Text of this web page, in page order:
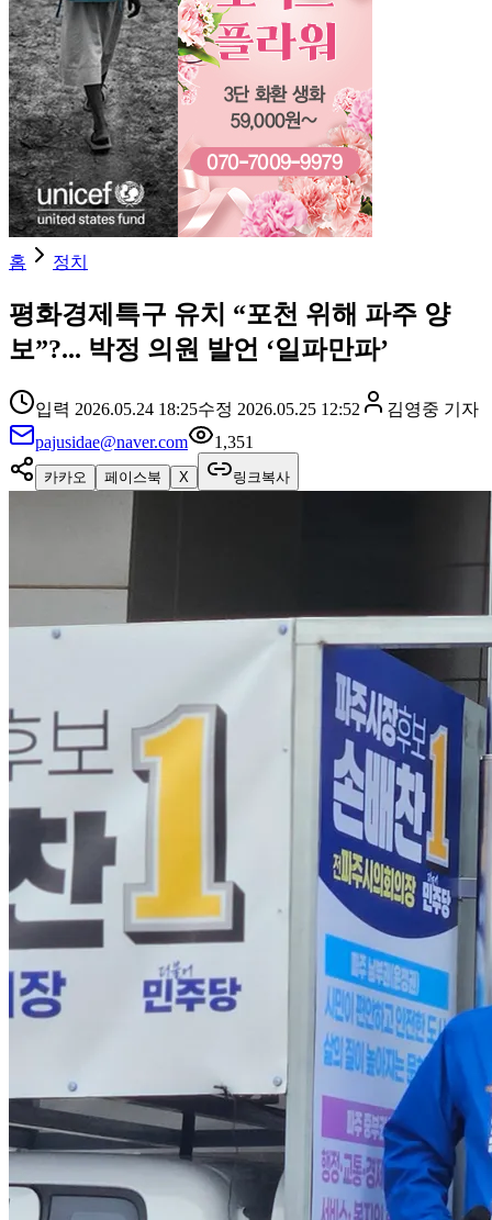
홈 정치
평화경제특구 유치 “포천 위해 파주 양
보”?... 박정 의원 발언 ‘일파만파’
입력 2026.05.24 18:25수정 2026.05.25 12:52 김영중 기자
pajusidae@naver.com
1,351
카카오 페이스북 X 링크복사